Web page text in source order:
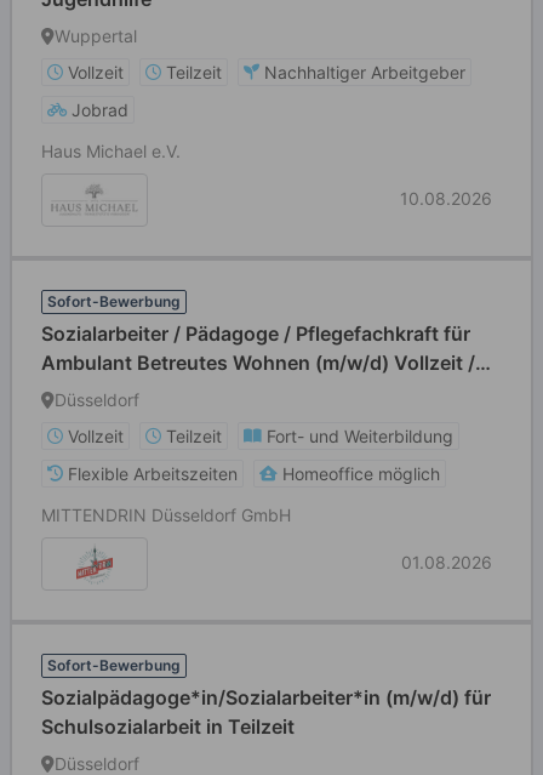
Wuppertal
Vollzeit
Teilzeit
Nachhaltiger Arbeitgeber
Jobrad
Haus Michael e.V.
10.08.2026
Sofort-Bewerbung
Sozialarbeiter / Pädagoge / Pflegefachkraft für
Ambulant Betreutes Wohnen (m/w/d) Vollzeit /
Teilzeit
Düsseldorf
Vollzeit
Teilzeit
Fort- und Weiterbildung
Flexible Arbeitszeiten
Homeoffice möglich
MITTENDRIN Düsseldorf GmbH
01.08.2026
Sofort-Bewerbung
Sozialpädagoge*in/Sozialarbeiter*in (m/w/d) für
Schulsozialarbeit in Teilzeit
Düsseldorf